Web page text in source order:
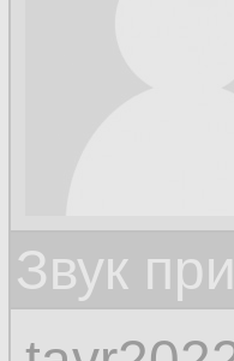
Звук